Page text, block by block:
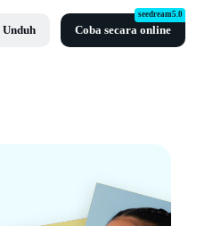
Unduh Coba secara online
seedream5.0